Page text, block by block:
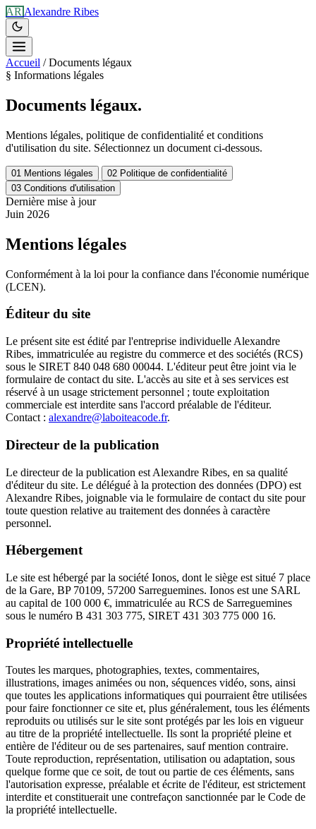
AR Alexandre Ribes
Accueil / Documents légaux
§ Informations légales
Documents légaux.
Mentions légales, politique de confidentialité et conditions
d'utilisation du site. Sélectionnez un document ci-dessous.
01 Mentions légales 02 Politique de confidentialité
03 Conditions d'utilisation
Dernière mise à jour
Juin 2026
Mentions légales
Conformément à la loi pour la confiance dans l'économie numérique
(LCEN).
Éditeur du site
Le présent site est édité par l'entreprise individuelle Alexandre
Ribes, immatriculée au registre du commerce et des sociétés (RCS)
sous le SIRET 840 048 680 00044. L'éditeur peut être joint via le
formulaire de contact du site. L'accès au site et à ses services est
réservé à un usage strictement personnel ; toute exploitation
commerciale est interdite sans l'accord préalable de l'éditeur.
Contact : alexandre@laboiteacode.fr.
Directeur de la publication
Le directeur de la publication est Alexandre Ribes, en sa qualité
d'éditeur du site. Le délégué à la protection des données (DPO) est
Alexandre Ribes, joignable via le formulaire de contact du site pour
toute question relative au traitement des données à caractère
personnel.
Hébergement
Le site est hébergé par la société Ionos, dont le siège est situé 7 place
de la Gare, BP 70109, 57200 Sarreguemines. Ionos est une SARL
au capital de 100 000 €, immatriculée au RCS de Sarreguemines
sous le numéro B 431 303 775, SIRET 431 303 775 000 16.
Propriété intellectuelle
Toutes les marques, photographies, textes, commentaires,
illustrations, images animées ou non, séquences vidéo, sons, ainsi
que toutes les applications informatiques qui pourraient être utilisées
pour faire fonctionner ce site et, plus généralement, tous les éléments
reproduits ou utilisés sur le site sont protégés par les lois en vigueur
au titre de la propriété intellectuelle. Ils sont la propriété pleine et
entière de l'éditeur ou de ses partenaires, sauf mention contraire.
Toute reproduction, représentation, utilisation ou adaptation, sous
quelque forme que ce soit, de tout ou partie de ces éléments, sans
l'autorisation expresse, préalable et écrite de l'éditeur, est strictement
interdite et constituerait une contrefaçon sanctionnée par le Code de
la propriété intellectuelle.